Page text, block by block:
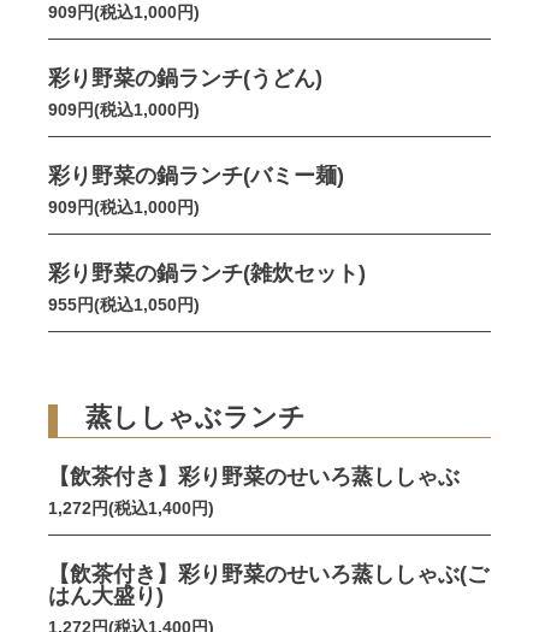
909円(税込1,000円)
彩り野菜の鍋ランチ(うどん)
909円(税込1,000円)
彩り野菜の鍋ランチ(バミー麺)
909円(税込1,000円)
彩り野菜の鍋ランチ(雑炊セット)
955円(税込1,050円)
蒸ししゃぶランチ
【飲茶付き】彩り野菜のせいろ蒸ししゃぶ
1,272円(税込1,400円)
【飲茶付き】彩り野菜のせいろ蒸ししゃぶ(ご
はん大盛り)
1,272円(税込1,400円)